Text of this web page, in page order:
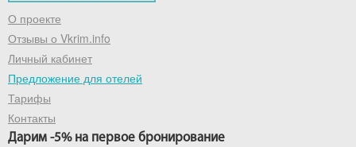
О проекте
Отзывы о Vkrim.info
Личный кабинет
Предложение для отелей
Тарифы
Контакты
Дарим -5% на первое бронирование